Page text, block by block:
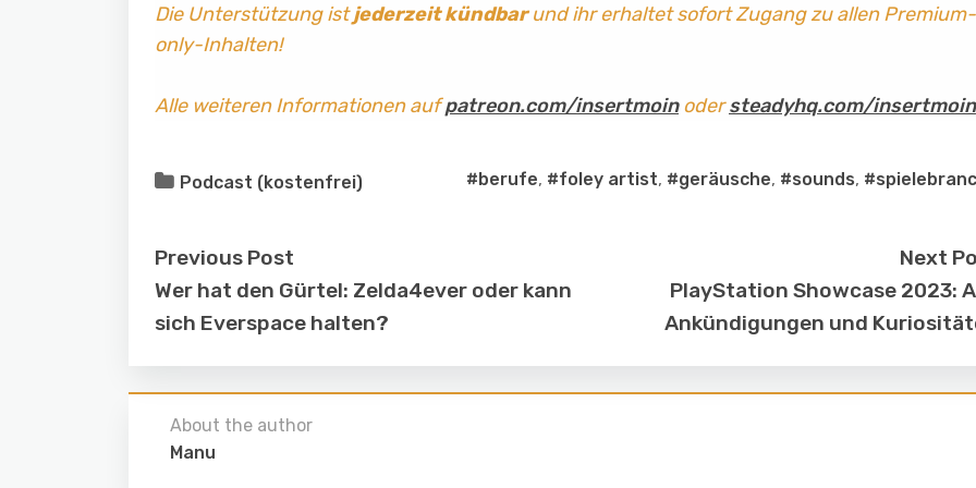
Die Unterstützung istjederzeit kündbarund ihr erhaltet sofort Zugang zu allen Premium-
only-Inhalten!
Alle weiteren Informationen aufpatreon.com/insertmoinodersteadyhq.com/insertmoin
Podcast (kostenfrei) #berufe, #foley artist, #geräusche, #sounds,
Previous Post
Wer hat den Gürtel: Zelda4ever oder kann
sich Everspace halten?
Next
PlayStation Showcase 2023:
Ankündigungen und
About the author
Manu